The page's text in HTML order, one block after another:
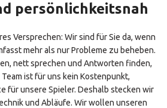
persönlichkeitsnah
Versprechen: Wir sind für Sie da, wenn
mehr als nur Probleme zu beheben.
nett sprechen und Antworten finden,
ist für uns kein Kostenpunkt,
für unsere Spieler. Deshalb stecken wir
und Abläufe. Wir wollen unseren